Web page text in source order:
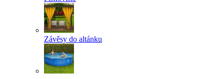
Závěsy do altánku